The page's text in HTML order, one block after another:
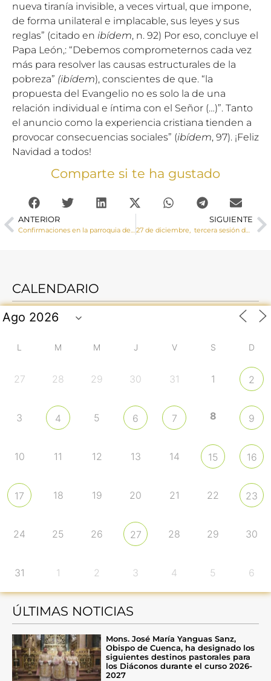
nueva tiranía invisible, a veces virtual, que impone,
de forma unilateral e implacable, sus leyes y sus
reglas” (citado en ibídem, n. 92) Por eso, concluye el
Papa León,: “Debemos comprometernos cada vez
más para resolver las causas estructurales de la
pobreza” (ibídem), conscientes de que. “la
propuesta del Evangelio no es solo la de una
relación individual e íntima con el Señor (…)”. Tanto
el anuncio como la experiencia cristiana tienden a
provocar consecuencias sociales” (ibídem, 97). ¡Feliz
Navidad a todos!
Comparte si te ha gustado
ANTERIOR
Confirmaciones en la parroquia de El Provencio
SIGUIENTE
27 de diciembre, tercera sesión de los Encuentros de Formación Fe y Vida del COF
CALENDARIO
L M M J V S D
27 28 29 30 31 1 2
3 4 5 6 7 8 9
10 11 12 13 14 15 16
17 18 19 20 21 22 23
24 25 26 27 28 29 30
31 1 2 3 4 5 6
ÚLTIMAS NOTICIAS
Mons. José María Yanguas Sanz,
Obispo de Cuenca, ha designado los
siguientes destinos pastorales para
los Diáconos durante el curso 2026-
2027